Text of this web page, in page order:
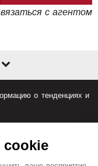
с агентом
о тенденциях и